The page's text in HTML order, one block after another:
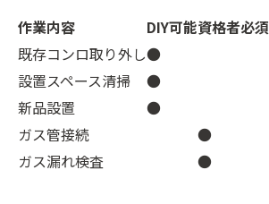
作業内容 DIY可能資格者必須
既存コンロ取り外し●
設置スペース清掃
●
新品設置
●
ガス管接続
●
ガス漏れ検査
●